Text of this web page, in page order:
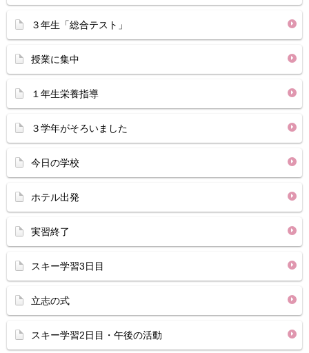
３年生「総合テスト」
授業に集中
１年生栄養指導
３学年がそろいました
今日の学校
ホテル出発
実習終了
スキー学習3日目
立志の式
スキー学習2日目・午後の活動